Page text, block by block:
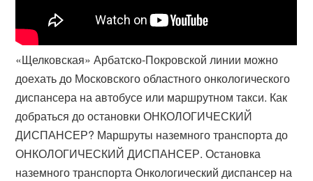
«Щелковская» Арбатско-Покровской линии можно
доехать до Московского областного онкологического
диспансера на автобусе или маршрутном такси​. Как
добраться до остановки ОНКОЛОГИЧЕСКИЙ
ДИСПАНСЕР? Маршруты наземного транспорта до
ОНКОЛОГИЧЕСКИЙ ДИСПАНСЕР. Остановка
наземного транспорта Онкологический диспансер на